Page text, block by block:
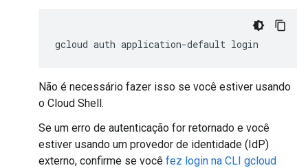
gcloud auth application-default login
Não é necessário fazer isso se você estiver usando
o Cloud Shell.
Se um erro de autenticação for retornado e você
estiver usando um provedor de identidade (IdP)
externo, confirme se você fez login na CLI gcloud